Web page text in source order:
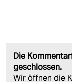
Die
geschlossen.
Wir öffnen die